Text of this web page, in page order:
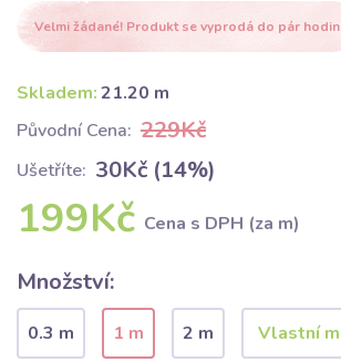
Velmi žádané! Produkt se vyprodá do pár hodin
Skladem:21.20 m
Původní Cena: 229Kč
Ušetříte: 30Kč (14%)
199Kč Cena s DPH (za m)
Množství:
0.3 m 1 m
2 m